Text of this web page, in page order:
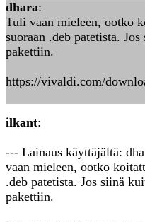
dhara:
Tuli vaan mieleen, ootko
suoraan .deb patetista.
pakettiin.
https://vivaldi.com/
ilkant:
--- Lainaus käyttäjältä:
vaan mieleen, ootko
.deb patetista. Jos siinä
pakettiin.